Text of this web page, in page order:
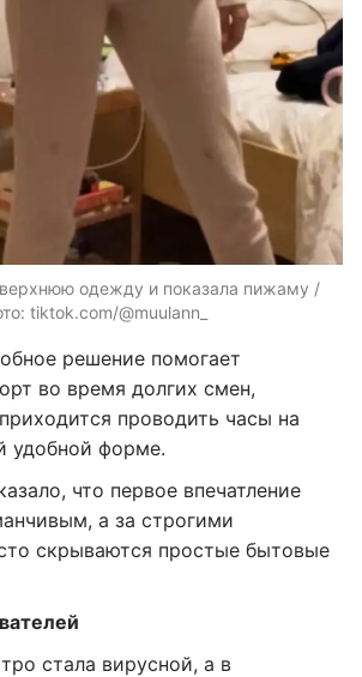
одежду и показала пижаму /
tiktok.com/@muulann_
решение помогает
во время долгих смен,
проводить часы на
удобной форме.
что первое впечатление
а за строгими
скрываются простые бытовые
стала вирусной, а в